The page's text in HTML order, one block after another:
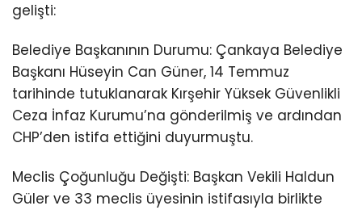
gelişti:
Belediye Başkanının Durumu: Çankaya Belediye
Başkanı Hüseyin Can Güner, 14 Temmuz
tarihinde tutuklanarak Kırşehir Yüksek Güvenlikli
Ceza İnfaz Kurumu’na gönderilmiş ve ardından
CHP’den istifa ettiğini duyurmuştu.
Meclis Çoğunluğu Değişti: Başkan Vekili Haldun
Güler ve 33 meclis üyesinin istifasıyla birlikte